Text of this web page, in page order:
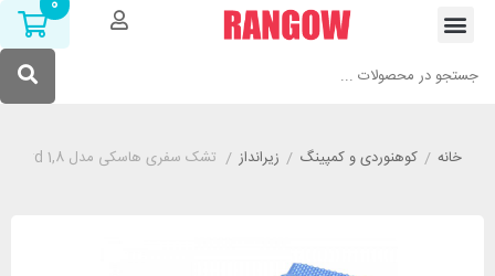
خانه/ کوهنوردی و کمپینگ/ زیرانداز/ تشک سفری هاسکی مدل HUSKY Akord 1,8 آبی